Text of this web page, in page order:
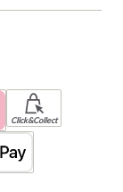
Click&Collect